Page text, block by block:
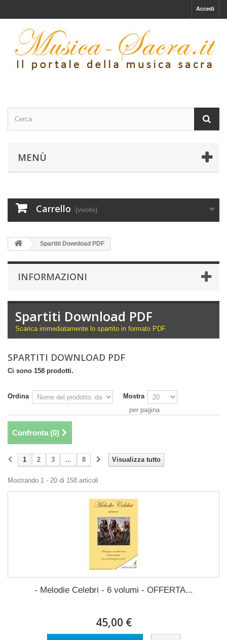
Accedi
MENÙ
Carrello (vuoto)
Spartiti Download PDF
INFORMAZIONI
Spartiti Download PDF
Scarica immediatamente lo spartito in formato PDF.
SPARTITI DOWNLOAD PDF
Ci sono 158 prodotti.
Ordina
Mostra
per pagina
Confronta (0)
Visualizza tutto
1 2 3 ... 8
Mostrando 1 - 20 di 158 articoli
- Melodie Celebri - 6 volumi - OFFERTA...
45,00 €